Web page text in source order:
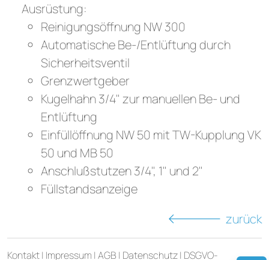
Ausrüstung:
Reinigungsöffnung NW 300
Automatische Be-/Entlüftung durch
Sicherheitsventil
Grenzwertgeber
Kugelhahn 3/4" zur manuellen Be- und
Entlüftung
Einfüllöffnung NW 50 mit TW-Kupplung VK
50 und MB 50
Anschlußstutzen 3/4", 1" und 2"
Füllstandsanzeige
zurück
Kontakt| Impressum | AGB | Datenschutz| DSGVO-